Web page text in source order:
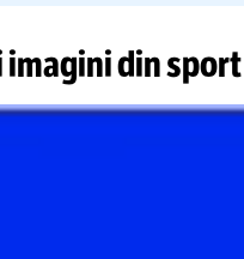
imagini din sport